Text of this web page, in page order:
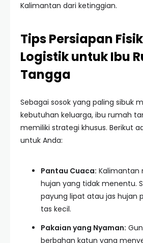
Kalimantan dari ketinggian.
Tips Persiapan
Logistik untuk Ibu
Tangga
Sebagai sosok yang paling sibuk
kebutuhan keluarga, ibu rumah
memiliki strategi khusus. Berikut
untuk Anda:
Pantau Cuaca: Kalimantan
hujan yang tidak menentu.
payung lipat atau jas hujan
tas kecil.
Pakaian yang Nyaman:
berbahan katun yang